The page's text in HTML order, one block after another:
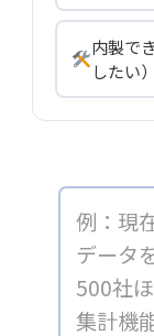
内製で
したい）